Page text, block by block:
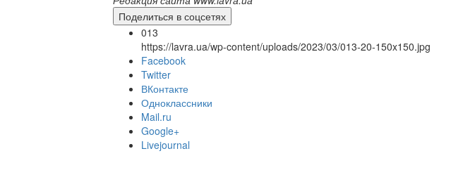
Поделиться в соцсетях
013
https://lavra.ua/wp-content/uploads/2023/03/013-20-150x150.jpg
Facebook
Twitter
ВКонтакте
Одноклассники
Mail.ru
Google+
Livejournal